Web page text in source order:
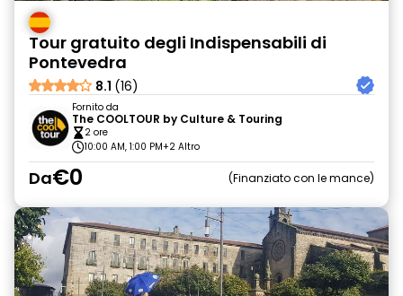
Tour gratuito degli Indispensabili di
Pontevedra
8.1 (16)
Fornito da
The COOLTOUR by Culture & Touring
2 ore
10:00 AM, 1:00 PM+2 Altro
Da€0 Finanziato con le mance